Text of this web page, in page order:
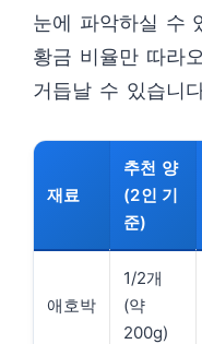
눈에 파악하실 수
황금 비율만 따라
거듭날 수 있습니
재료
추천 양
(2인 기
준)
애호박
1/2개
(약
200g)